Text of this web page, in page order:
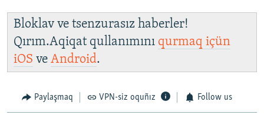
Bloklav ve tsenzurasız haberler!
Qırım.Aqiqat qullanımını qurmaq içün
iOS ve Android.
Paylaşmaq VPN-siz oquñız Follow us